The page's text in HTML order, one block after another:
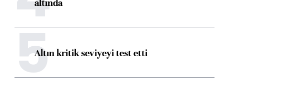
altında
5Altın kritik seviyeyi test etti